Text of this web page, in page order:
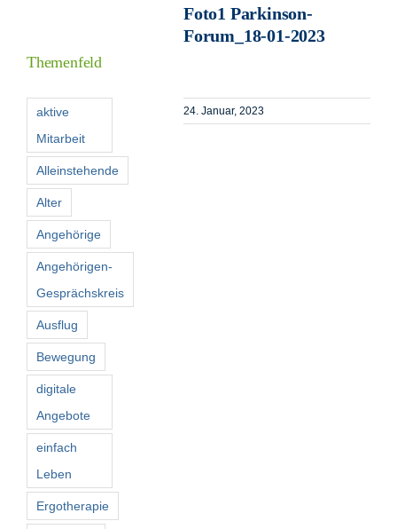
Kontakt
Suche
nach:
Foto1 Parkinson-
Forum_18-01-2023
24. Januar, 2023
Themenfeld
aktive
Mitarbeit
Alleinstehende
Alter
Angehörige
Angehörigen-
Gesprächskreis
Ausflug
Bewegung
digitale
Angebote
einfach
Leben
Ergotherapie